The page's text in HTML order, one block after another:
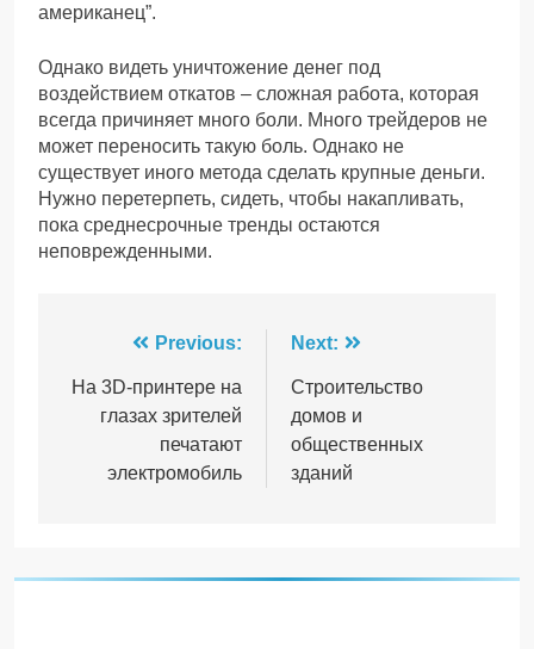
американец”.
Однако видеть уничтожение денег под
воздействием откатов – сложная работа, которая
всегда причиняет много боли. Много трейдеров не
может переносить такую боль. Однако не
существует иного метода сделать крупные деньги.
Нужно перетерпеть, сидеть, чтобы накапливать,
пока среднесрочные тренды остаются
неповрежденными.
Навігація
записів
Previous:
На 3D-принтере на
глазах зрителей
печатают
электромобиль
Next:
Строительство
домов и
общественных
зданий